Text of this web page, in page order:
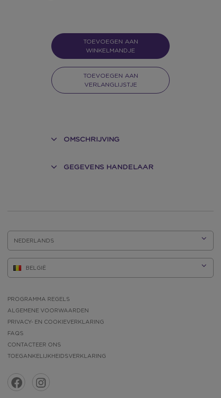
TOEVOEGEN AAN
WINKELMANDJE
TOEVOEGEN AAN
VERLANGLIJSTJE
OMSCHRIJVING
GEGEVENS HANDELAAR
TAAL:
PROGRAMMA REGELS
ALGEMENE VOORWAARDEN
PRIVACY- EN COOKIEVERKLARING
FAQS
CONTACTEER ONS
TOEGANKELIJKHEIDSVERKLARING